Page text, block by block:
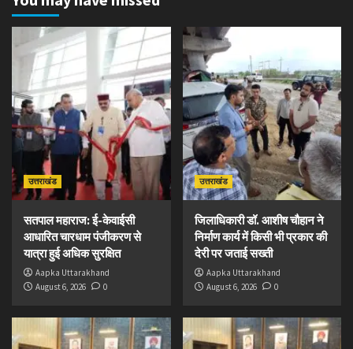
उत्तराखंड
सतपाल महाराज: ई-केवाईसी
आधारित चारधाम पंजीकरण से
यात्रा हुई अधिक सुरक्षित
Aapka Uttarakhand
August 6, 2026
0
उत्तराखंड
जिलाधिकारी डॉ. आशीष चौहान ने
निर्माण कार्य में किसी भी प्रकार की
देरी पर जताई सख्ती
Aapka Uttarakhand
August 6, 2026
0